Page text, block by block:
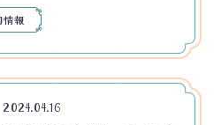
情報
2024.04.16